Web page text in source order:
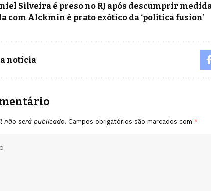
Silveira é preso no RJ após descumprir
com Alckmin é prato exótico da ‘política fusion’
notícia
não será publicado. Campos obrigatórios são marcados com *